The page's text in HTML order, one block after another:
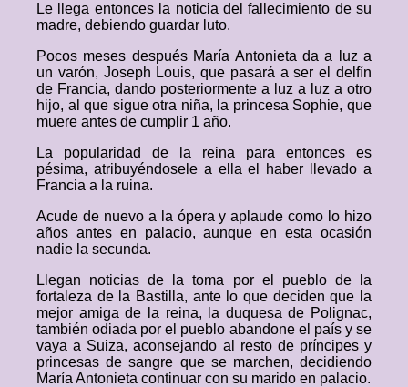
Le llega entonces la noticia del fallecimiento de su
madre, debiendo guardar luto.
Pocos meses después María Antonieta da a luz a
un varón, Joseph Louis, que pasará a ser el delfín
de Francia, dando posteriormente a luz a luz a otro
hijo, al que sigue otra niña, la princesa Sophie, que
muere antes de cumplir 1 año.
La popularidad de la reina para entonces es
pésima, atribuyéndosele a ella el haber llevado a
Francia a la ruina.
Acude de nuevo a la ópera y aplaude como lo hizo
años antes en palacio, aunque en esta ocasión
nadie la secunda.
Llegan noticias de la toma por el pueblo de la
fortaleza de la Bastilla, ante lo que deciden que la
mejor amiga de la reina, la duquesa de Polignac,
también odiada por el pueblo abandone el país y se
vaya a Suiza, aconsejando al resto de príncipes y
princesas de sangre que se marchen, decidiendo
María Antonieta continuar con su marido en palacio.